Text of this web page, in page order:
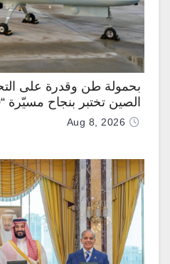
الصين تختبر بنجاح مسيّرة “TP200”
Aug 8, 2026